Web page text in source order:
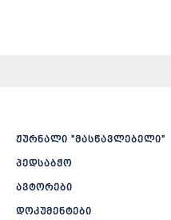
ჟურნალი ”მასწავლებელი”
პედსაბჭო
ავტორები
დოკუმენტები